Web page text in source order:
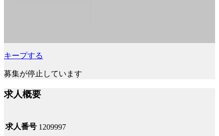
キープする
募集が停止しています
求人概要
求人番号 1209997